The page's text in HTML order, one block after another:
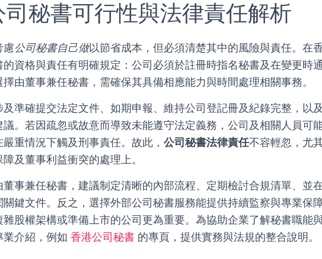
司秘書可行性與法律責任解析
慮公司秘書自己做以節省成本，但必須清楚其中的風險與責任。在
資格與責任有明確規定：公司必須於註冊時指名秘書及在變更時
由董事兼任秘書，需確保其具備相應能力與時間處理相關事務。
準確提交法定文件、如期申報、維持公司登記冊及紀錄完整，以
。若因疏忽或故意而導致未能遵守法定義務，公司及相關人員可
重情況下觸及刑事責任。故此， 公司秘書法律責任不容輕忽，尤
及董事利益衝突的處理上。
事兼任秘書，建議制定清晰的內部流程、定期檢討合規清單、並
鍵文件。反之，選擇外部公司秘書服務能提供持續監察與專業保障
股權架構或準備上市的公司更為重要。為協助企業了解秘書職能
業介紹，例如 香港公司秘書 的專頁，提供實務與法規的整合說明。